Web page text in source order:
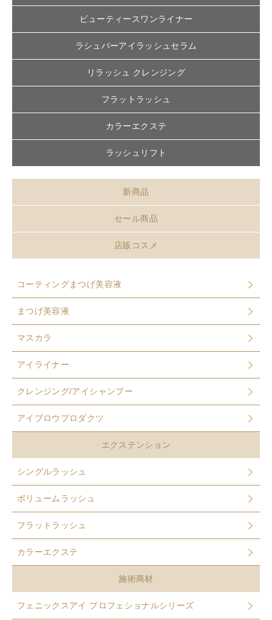
ビューティースワンライナー
ラシュパーアイラッシュセラム
リラッシュ クレンジング
フラットラッシュ
カラーエクステ
ラッシュリフト
新商品
セール商品
店販コスメ
コーティングまつげ美容液
まつげ美容液
マスカラ
アイライナー
クレンジング/アイシャンプー
アイブロウプロダクツ
エクステンション
シングルラッシュ
ボリュームラッシュ
フラットラッシュ
カラーエクステ
施術商材
フェニックスアイ プロフェショナルシリーズ